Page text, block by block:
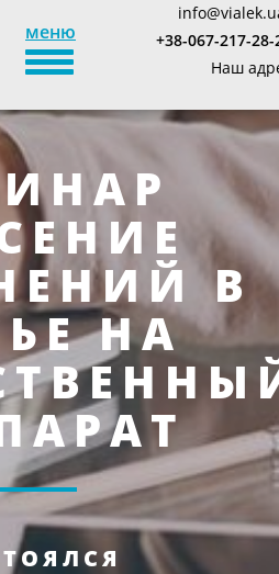
меню
TOGGLE_NAVIGATION
+38-067-217-28-
Наш
В
НА